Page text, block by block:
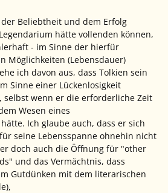
Beliebtheit und dem Erfolg
hätte vollenden können,
- im Sinne der hierfür
Möglichkeiten (Lebensdauer)
ich davon aus, dass Tolkien sein
Sinne einer Lückenlosigkeit
selbst wenn er die erforderliche Zeit
Wesen eines
Ich glaube auch, dass er sich
seine Lebensspanne ohnehin nicht
doch auch die Öffnung für "other
und das Vermächtnis, dass
Gutdünken mit dem literarischen